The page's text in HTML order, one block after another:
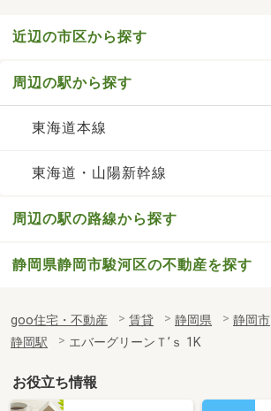
近辺の市区から探す
周辺の駅から探す
東海道本線
東海道・山陽新幹線
周辺の駅の路線から探す
静岡県静岡市駿河区の不動産を探す
goo住宅・不動産 賃貸 静岡県 静岡市
静岡駅
エバーグリーンＴ’ｓ 1K
お役立ち情報